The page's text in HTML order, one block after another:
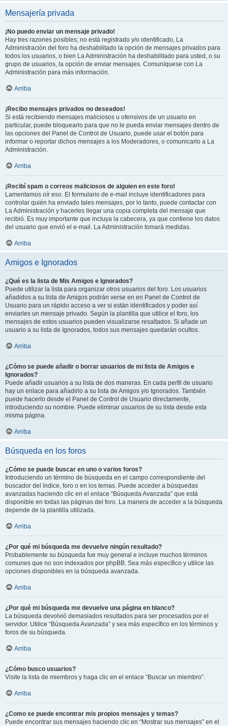
Mensajería privada
¡No puedo enviar un mensaje privado!
Hay tres razones posibles; no está registrado y/o identificado, La
Administración del foro ha deshabilitado la opción de mensajes privados para
todos los usuarios, o bien La Administración ha deshabilitado para usted, o su
grupo de usuarios, la opción de enviar mensajes. Comuníquese con La
Administración para más información.
Arriba
¡Recibo mensajes privados no deseados!
Si está recibiendo mensajes maliciosos u ofensivos de un usuario en
particular, puede bloquearlo para que no le pueda enviar mensajes dentro de
las opciones del Panel de Control de Usuario, puede usar el botón para
informar o reportar dichos mensajes a los Moderadores, o comunicarlo a La
Administración.
Arriba
¡Recibí spam o correos maliciosos de alguien en este foro!
Lamentamos oír eso. El formulario de e-mail incluye identificadores para
controlar quién ha enviado tales mensajes, por lo tanto, puede contactar con
La Administración y hacerles llegar una copia completa del mensaje que
recibió. Es muy importante que incluya la cabecera, ya que contiene los datos
del usuario que envió el e-mail. La Administración tomará medidas.
Arriba
Amigos e Ignorados
¿Qué es la lista de Mis Amigos e Ignorados?
Puede utilizar la lista para organizar otros usuarios del foro. Los usuarios
añadidos a su lista de Amigos podrán verse en en Panel de Control de
Usuario para un rápido acceso a ver si están identificados y poder así
enviarles un mensaje privado. Según la plantilla que utilice el foro, los
mensajes de estos usuarios pueden visualizarse resaltados. Si añade un
usuario a su lista de Ignorados, todos sus mensajes quedarán ocultos.
Arriba
¿Cómo se puede añadir o borrar usuarios de mi lista de Amigos e
Ignorados?
Puede añadir usuarios a su lista de dos maneras. En cada perfil de usuario
hay un enlace para añadirlo a su lista de Amigos y/o Ignorados. También
puede hacerlo desde el Panel de Control de Usuario directamente,
introduciendo su nombre. Puede eliminar usuarios de su lista desde esta
misma página.
Arriba
Búsqueda en los foros
¿Cómo se puede buscar en uno o varios foros?
Introduciendo un término de búsqueda en el campo correspondiente del
buscador del índice, foro o en los temas. Puede acceder a búsquedas
avanzadas haciendo clic en el enlace “Búsqueda Avanzada” que está
disponible en todas las páginas del foro. La manera de acceder a la búsqueda
depende de la plantilla utilizada.
Arriba
¿Por qué mi búsqueda me devuelve ningún resultado?
Probablemente su búsqueda fue muy general e incluye muchos términos
comunes que no son indexados por phpBB. Sea más específico y utilice las
opciones disponibles en la búsqueda avanzada.
Arriba
¿Por qué mi búsqueda me devuelve una página en blanco?
La búsqueda devolvió demasiados resultados para ser procesados por el
servidor. Utilice “Búsqueda Avanzada” y sea más específico en los términos y
foros de su búsqueda.
Arriba
¿Cómo busco usuarios?
Visite la lista de miembros y haga clic en el enlace “Buscar un miembro”.
Arriba
¿Como se puede encontrar mis propios mensajes y temas?
Puede encontrar sus mensajes haciendo clic en “Mostrar sus mensajes” en el